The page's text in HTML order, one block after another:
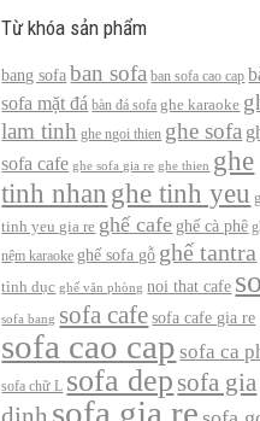
Từ khóa sản phẩm
bang sofa ban sofa ban sofa cao cap
sofa mặt đá bàn đá sofa ghe karaoke
lam tinh ghe ngoi thien ghe sofa
sofa cafe ghe sofa gia re ghe thien ghe
tinh nhan ghe tinh yeu
tinh yeu gia re ghế cafe ghế cà phê
nệm karaoke ghế sofa gỗ ghế tantra
tình dục ghế văn phòng noi that cafe
sofa bang sofa cafe sofa cafe gia re
sofa cao cap sofa ca
sofa chữ L sofa dep sofa gia
sofa gia re